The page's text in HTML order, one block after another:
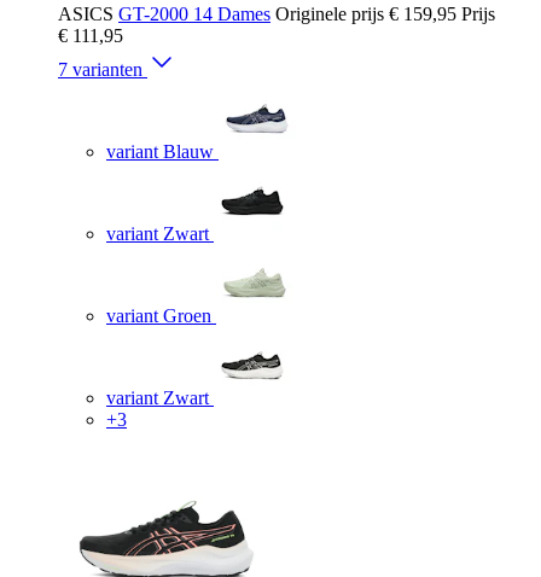
ASICS GT-2000 14 Dames Originele prijs € 159,95 Prijs
€ 111,95
7 varianten
variant Blauw
variant Zwart
variant Groen
variant Zwart
+3